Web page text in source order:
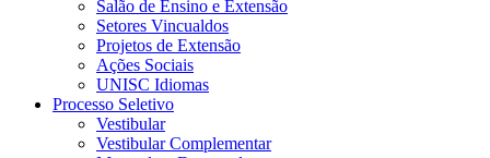
Salão de Ensino e Extensão
Setores Vincualdos
Projetos de Extensão
Ações Sociais
UNISC Idiomas
Processo Seletivo
Vestibular
Vestibular Complementar